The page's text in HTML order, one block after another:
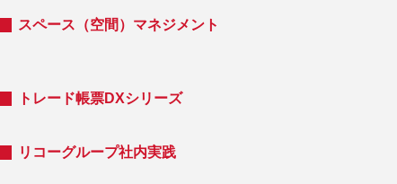
スペース（空間）マネジメント
トレード帳票DXシリーズ
リコーグループ社内実践